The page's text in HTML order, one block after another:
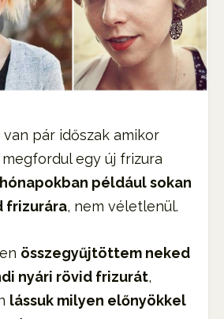
pár időszak amikor
egy új frizura
például sokan
frizurára, nem véletlenül.
összegyűjtöttem neked
nyári rövid frizurát,
lássuk milyen előnyökkel